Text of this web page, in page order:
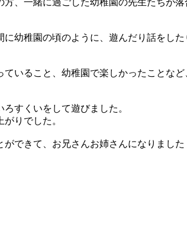
幼稚園の頃のように、遊んだり話をした
いること、幼稚園で楽しかったことなど
すくいをして遊びました。
りでした。
できて、お兄さんお姉さんになりました